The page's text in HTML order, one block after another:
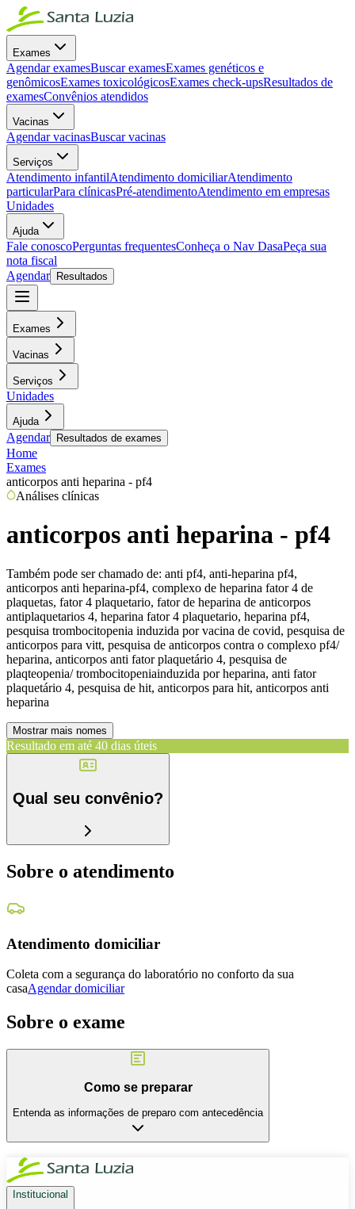
Exames
Agendar examesBuscar examesExames genéticos e
genômicosExames toxicológicosExames check-upsResultados de
examesConvênios atendidos
Vacinas
Agendar vacinasBuscar vacinas
Serviços
Atendimento infantilAtendimento domiciliarAtendimento
particularPara clínicasPré-atendimentoAtendimento em empresas
Unidades
Ajuda
Fale conoscoPerguntas frequentesConheça o Nav DasaPeça sua
nota fiscal
Agendar
Resultados
Exames
Vacinas
Serviços
Unidades
Ajuda
Agendar Resultados de exames
Home
Exames
anticorpos anti heparina - pf4
Análises clínicas
anticorpos anti heparina - pf4
Também pode ser chamado de: anti pf4, anti-heparina pf4,
anticorpos anti heparina-pf4, complexo de heparina fator 4 de
plaquetas, fator 4 plaquetario, fator de heparina de anticorpos
antiplaquetarios 4, heparina fator 4 plaquetario, heparina pf4,
pesquisa trombocitopenia induzida por vacina de covid, pesquisa de
anticorpos para vitt, pesquisa de anticorpos contra o complexo pf4/
heparina, anticorpos anti fator plaquetário 4, pesquisa de
plaqteopenia/ trombocitopeniainduzida por heparina, anti fator
plaquetário 4, pesquisa de hit, anticorpos para hit, anticorpos anti
heparina
Mostrar mais nomes
Resultado em até 40 dias úteis
Qual seu convênio?
Sobre o atendimento
Atendimento domiciliar
Coleta com a segurança do laboratório no conforto da sua
casaAgendar domiciliar
Sobre o exame
Como se preparar
Entenda as informações de preparo com antecedência
Institucional